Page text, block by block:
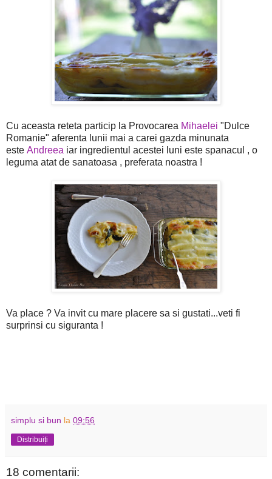
Cu aceasta reteta particip la Provocarea Mihaelei "Dulce
Romanie" aferenta lunii mai a carei gazda minunata
este Andreea iar ingredientul acestei luni este spanacul , o
leguma atat de sanatoasa , preferata noastra !
Va place ? Va invit cu mare placere sa si gustati...veti fi
surprinsi cu siguranta !
simplu si bun la 09:56
Distribuiți
18 comentarii: